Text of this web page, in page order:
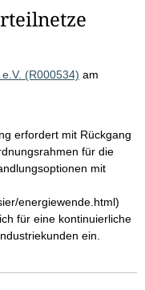
(R000534) am
erfordert mit Rückgang
für die
mit
energiewende.html)
für eine kontinuierliche
ein.